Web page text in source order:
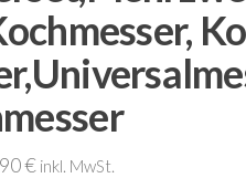
€ inkl. MwSt.